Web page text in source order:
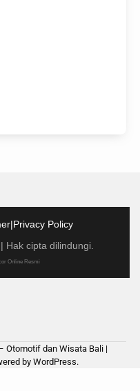
|Privacy Policy
| Hak cipta dilindungi.
Online Resmi
Otomotif dan Wisata Bali |
by WordPress.